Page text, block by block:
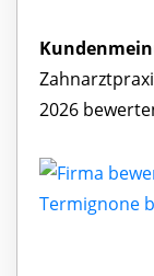
2026
Termignone